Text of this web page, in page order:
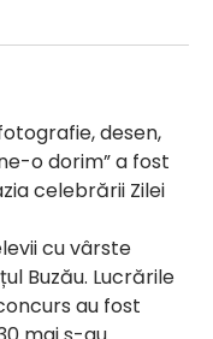
desen,
o dorim” a fost
celebrării Zilei
cu vârste
Buzău. Lucrările
au fost